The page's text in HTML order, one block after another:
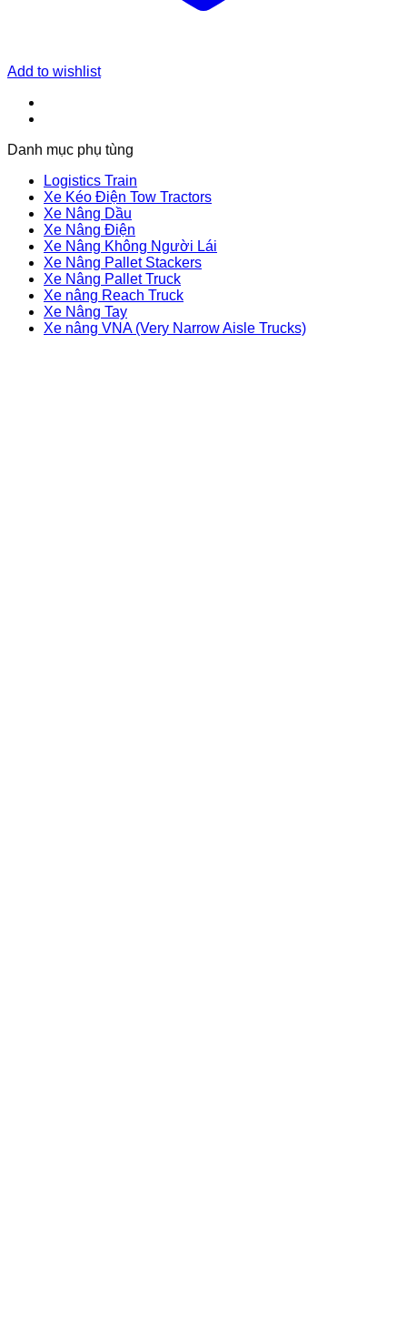
Add to wishlist
Danh mục phụ tùng
Logistics Train
Xe Kéo Điện Tow Tractors
Xe Nâng Dầu
Xe Nâng Điện
Xe Nâng Không Người Lái
Xe Nâng Pallet Stackers
Xe Nâng Pallet Truck
Xe nâng Reach Truck
Xe Nâng Tay
Xe nâng VNA (Very Narrow Aisle Trucks)